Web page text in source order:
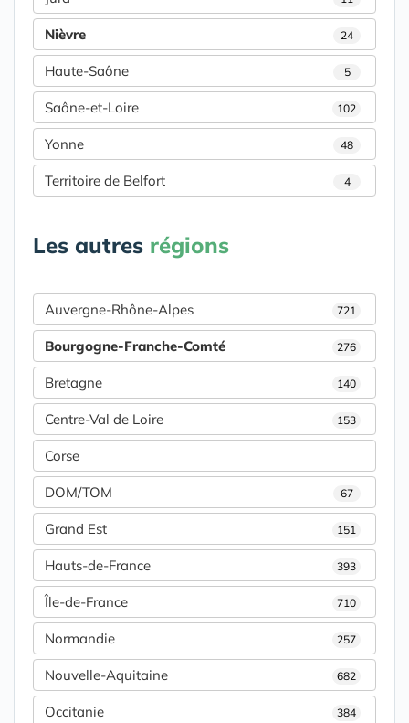
Nièvre 24
Haute-Saône 5
Saône-et-Loire 102
Yonne 48
Territoire de Belfort 4
Les autres régions
Auvergne-Rhône-Alpes 721
Bourgogne-Franche-Comté 276
Bretagne 140
Centre-Val de Loire 153
Corse
DOM/TOM 67
Grand Est 151
Hauts-de-France 393
Île-de-France 710
Normandie 257
Nouvelle-Aquitaine 682
Occitanie 384